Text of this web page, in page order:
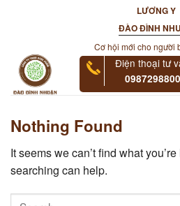
LƯƠNG Y
ĐÀO ĐÌNH
Cơ hội mới cho người
Điện thoại tư
0987298800
Nothing Found
It seems we can’t find what
searching can help.